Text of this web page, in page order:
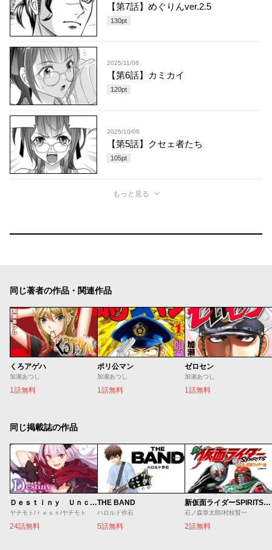
【第7話】めぐりんver.2.5
130pt
2025/11/06
【第6話】カミカイ
120pt
2025/10/06
【第5話】クセェ者たち
105pt
もっと見る
同じ著者の作品・関連作品
くろアゲハ
加瀬あつし
1話無料
ポリ公マン
加瀬あつし
1話無料
ゼロセン
加瀬あつし
1話無料
同じ掲載誌の作品
Ｄｅｓｔｉｎｙ Ｕｎｃｈａｉｎ Ｏｎｌｉｎｅ 吸血鬼少女となって、やがて『赤の魔王』と呼ばれるようになりました
ヤチモト/ｒｅｓｎ/ヤチモト
24話無料
THE BAND
ハロルド作石
5話無料
新仮面ライダーSPIRITS ロンリー仮面ライダー編
石ノ森章太郎/村枝賢一
2話無料